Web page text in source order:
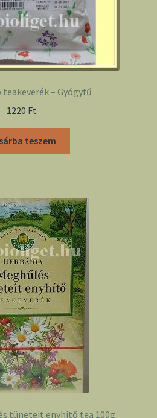
teakeverék – Gyógyfű
1220 Ft
teszem
tüneteit enyhítő tea 100g